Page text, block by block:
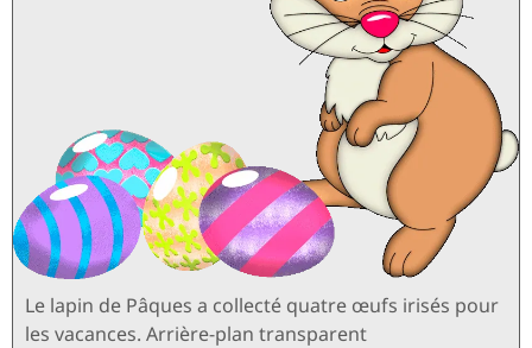
Le lapin de Pâques a collecté quatre œufs irisés pour
les vacances. Arrière-plan transparent